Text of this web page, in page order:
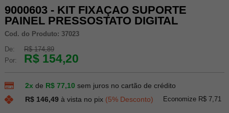
9000603 - KIT FIXAÇAO SUPORTE
PAINEL PRESSOSTATO DIGITAL
Cod. do Produto: 37023
De:
R$ 174,89
Por:
R$ 154,20
2x de R$ 77,10 sem juros no cartão de crédito
R$ 146,49 à vista no pix (5% Desconto) Economize R$ 7,71